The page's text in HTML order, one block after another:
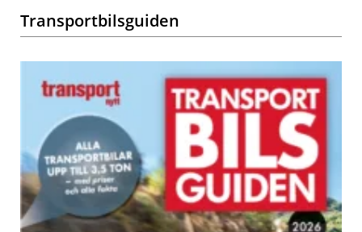
Transportbilsguiden